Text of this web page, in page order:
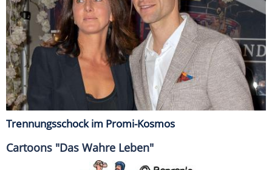
Trennungsschock im Promi-Kosmos
Cartoons "Das Wahre Leben"